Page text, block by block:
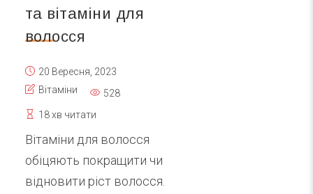
та вітаміни для
волосся
20 Вересня, 2023
Вітаміни
528
18 хв читати
Вітаміни для волосся
обіцяють покращити чи
відновити ріст волосся.